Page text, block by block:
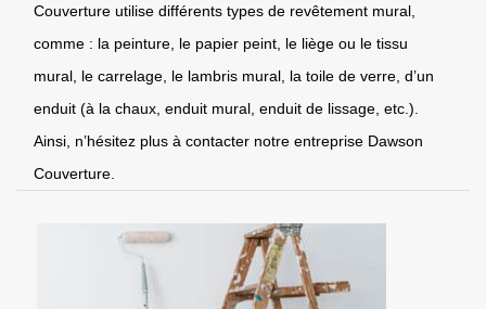
Couverture utilise différents types de revêtement mural,
comme : la peinture, le papier peint, le liège ou le tissu
mural, le carrelage, le lambris mural, la toile de verre, d’un
enduit (à la chaux, enduit mural, enduit de lissage, etc.).
Ainsi, n’hésitez plus à contacter notre entreprise Dawson
Couverture.